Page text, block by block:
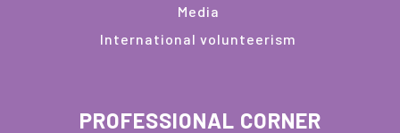
Media
International volunteerism
PROFESSIONAL CORNER